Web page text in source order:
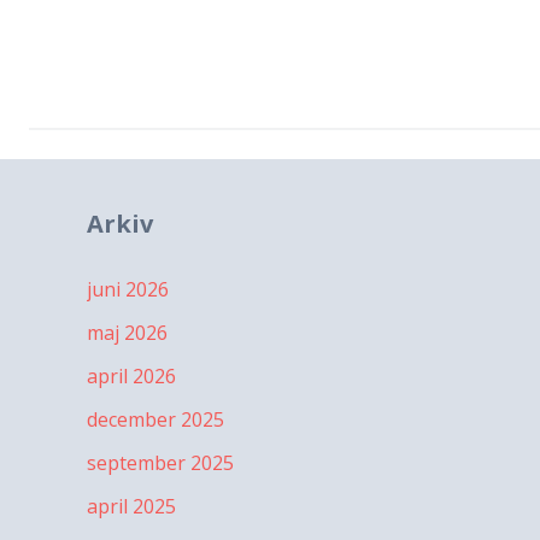
Arkiv
juni 2026
maj 2026
april 2026
december 2025
september 2025
april 2025